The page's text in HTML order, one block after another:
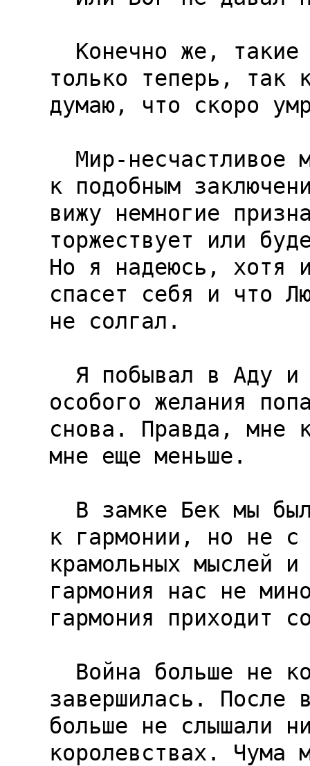
только теперь, так
думаю, что скоро
к подобным
вижу немногие
торжествует или
Но я надеюсь, хотя
спасет себя и что
не солгал.
особого желания
снова. Правда, мне
мне еще меньше.
к гармонии, но не с
крамольных мыслей
гармония нас не
гармония приходит
завершилась. После
больше не слышали
королевствах. Чума